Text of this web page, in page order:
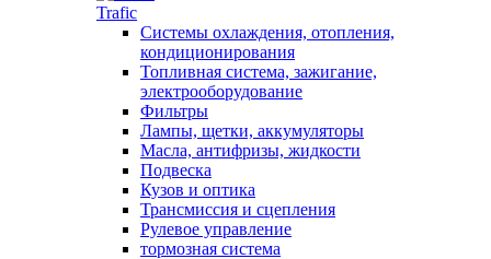
Trafic
Системы охлаждения, отопления,
кондиционирования
Топливная система, зажигание,
электрооборудование
Фильтры
Лампы, щетки, аккумуляторы
Масла, антифризы, жидкости
Подвеска
Кузов и оптика
Трансмиссия и сцепления
Рулевое управление
тормозная система